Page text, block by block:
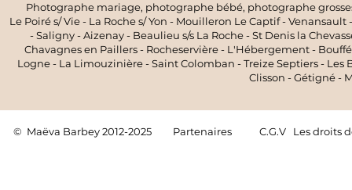
Photographe mariage, photographe bébé, photographe
Le Poiré s/ Vie - La Roche s/ Yon - Mouilleron Le Captif -
- Saligny - Aizenay - Beaulieu s/s La Roche - St Denis la
Chavagnes en Paillers - Rocheservière - L'Hébergement -
Logne - La Limouzinière - Saint Colomban - Treize Septiers -
Clisson - Gétigné -
© Maëva Barbey 2012-2025 Les droits des photos
Partenaires C.G.V